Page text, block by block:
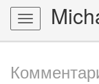
Toggle
navigation